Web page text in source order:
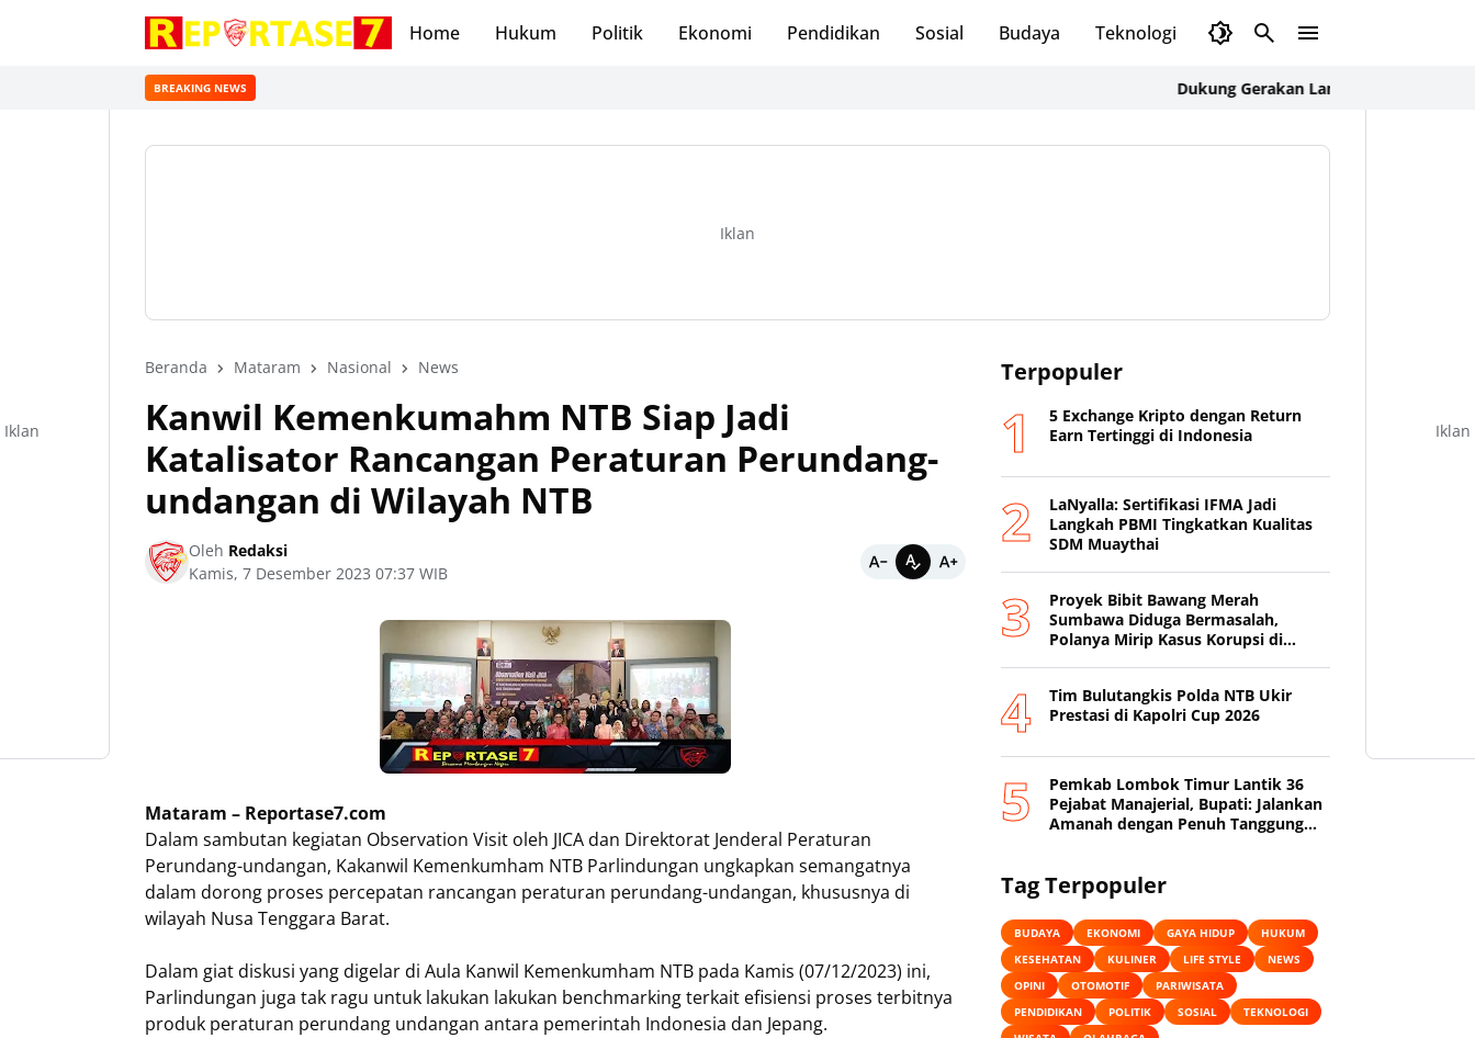
Home Hukum Politik Ekonomi Pendidikan Sosial Budaya Teknologi Olahraga
BREAKING NEWS Dukung Gerakan Langit Biru Indonesia Asri,
Iklan
Beranda Mataram Nasional News
Kanwil Kemenkumahm NTB Siap Jadi
Katalisator Rancangan Peraturan Perundang-
undangan di Wilayah NTB
Oleh Redaksi
Kamis, 7 Desember 2023 07:37 WIB
Mataram – Reportase7.com
Dalam sambutan kegiatan Observation Visit oleh JICA dan Direktorat Jenderal Peraturan
Perundang-undangan, Kakanwil Kemenkumham NTB Parlindungan ungkapkan semangatnya
dalam dorong proses percepatan rancangan peraturan perundang-undangan, khususnya di
wilayah Nusa Tenggara Barat.
Dalam giat diskusi yang digelar di Aula Kanwil Kemenkumham NTB pada Kamis (07/12/2023) ini,
Parlindungan juga tak ragu untuk lakukan lakukan benchmarking terkait efisiensi proses terbitnya
produk peraturan perundang undangan antara pemerintah Indonesia dan Jepang.
Terpopuler
5 Exchange Kripto dengan Return
Earn Tertinggi di Indonesia
LaNyalla: Sertifikasi IFMA Jadi
Langkah PBMI Tingkatkan Kualitas
SDM Muaythai
Proyek Bibit Bawang Merah
Sumbawa Diduga Bermasalah,
Polanya Mirip Kasus Korupsi di
Tim Bulutangkis Polda NTB Ukir
Prestasi di Kapolri Cup 2026
Pemkab Lombok Timur Lantik 36
Pejabat Manajerial, Bupati: Jalankan
Amanah dengan Penuh Tanggung
Tag Terpopuler
BUDAYA EKONOMI GAYA HIDUP
HUKUM
KESEHATAN
KULINER LIFE STYLE
NEWS
OPINI
OTOMOTIF
PARIWISATA
PENDIDIKAN
POLITIK SOSIAL
TEKNOLOGI
Iklan Iklan